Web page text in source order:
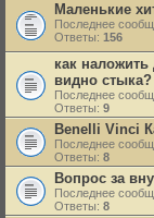
Маленькие
Последнее
Ответы: 156
как
видно стыка?
Последнее
Ответы: 9
Benelli Vinci
Последнее
Ответы: 8
Вопрос за
Последнее
Ответы: 8